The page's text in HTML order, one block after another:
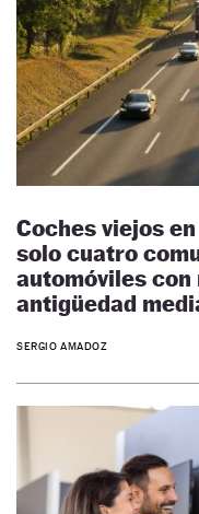
Coches viejos
solo cuatro
automóviles con
antigüedad
SERGIO AMADOZ